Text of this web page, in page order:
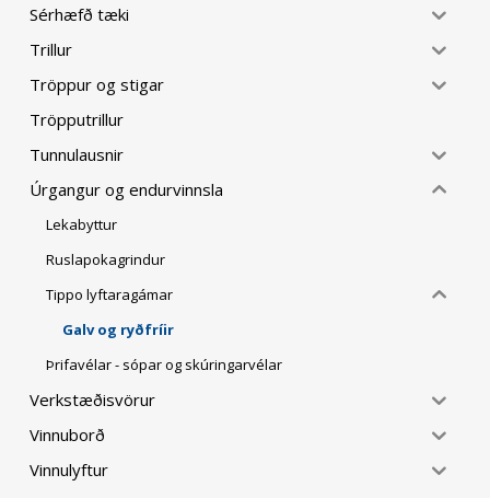
Sérhæfð tæki
Trillur
Tröppur og stigar
Tröpputrillur
Tunnulausnir
Úrgangur og endurvinnsla
Lekabyttur
Ruslapokagrindur
Tippo lyftaragámar
Galv og ryðfríir
Þrifavélar - sópar og skúringarvélar
Verkstæðisvörur
Vinnuborð
Vinnulyftur